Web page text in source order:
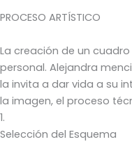
PROCESO ARTÍSTICO
La creación de un
personal. Alejandra
la invita a dar vida a su
la imagen, el proceso
1.
Selección del Esquema